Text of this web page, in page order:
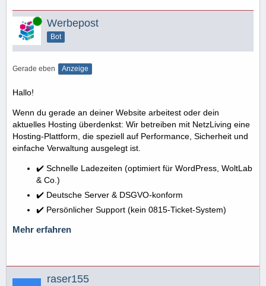
Online Werbepost
Bot
Gerade eben Anzeige
Hallo!
Wenn du gerade an deiner Website arbeitest oder dein
aktuelles Hosting überdenkst: Wir betreiben mit NetzLiving eine
Hosting-Plattform, die speziell auf Performance, Sicherheit und
einfache Verwaltung ausgelegt ist.
✔️ Schnelle Ladezeiten (optimiert für WordPress, WoltLab
& Co.)
✔️ Deutsche Server & DSGVO-konform
✔️ Persönlicher Support (kein 0815-Ticket-System)
Mehr erfahren
raser155